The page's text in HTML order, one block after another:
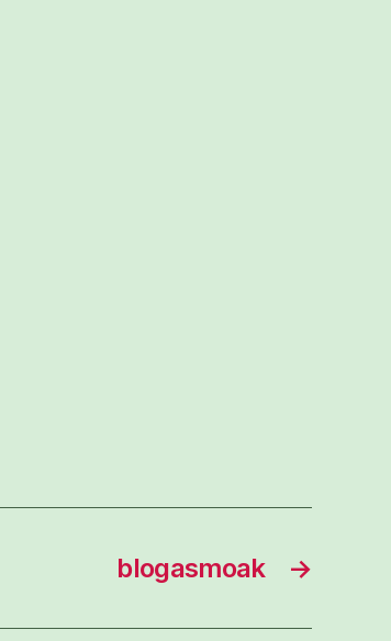
→
blogasmoak